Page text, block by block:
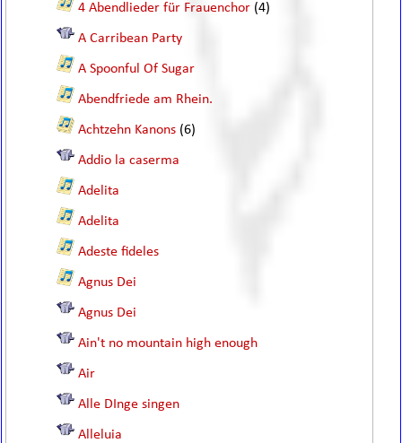
4 Abendlieder für Frauenchor (4)
A Carribean Party
A Spoonful Of Sugar
Abendfriede am Rhein.
Achtzehn Kanons (6)
Addio la caserma
Adelita
Adelita
Adeste fideles
Agnus Dei
Agnus Dei
Ain't no mountain high enough
Air
Alle DInge singen
Alleluia